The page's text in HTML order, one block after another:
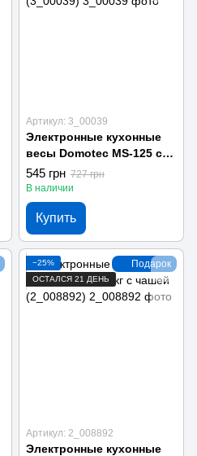
Артикул: 3_00039
Электронные кухонные
весы Domotec MS-125 с
чашей 7 кг Orange
(3_00039)
545 грн 727 грн
В наличии
Купить
Подарок
−25%
ОСТАЛСЯ 21 ДЕНЬ
Артикул: 2_008892
Электронные кухонные